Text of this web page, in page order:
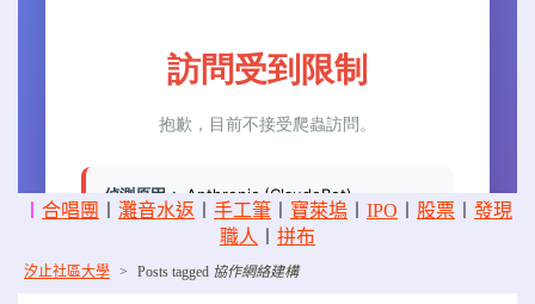
合唱團 灘音水返 手工筆 寶萊塢 IPO 股票
發現
職人
拼布
汐止社區大學 > Posts tagged 協作網絡建構